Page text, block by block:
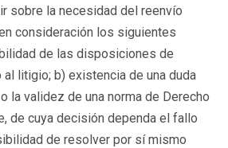
sobre la necesidad del reenvío
consideración los siguientes
de las disposiciones de
al litigio; b) existencia de una duda
la validez de una norma de Derecho
de cuya decisión dependa el fallo
de resolver por sí mismo